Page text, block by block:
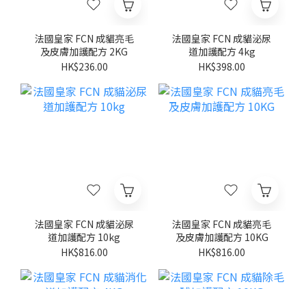
法國皇家 FCN 成貓亮毛
及皮膚加護配方 2KG
HK$236.00
法國皇家 FCN 成貓泌尿
道加護配方 4kg
HK$398.00
法國皇家 FCN 成貓泌尿
道加護配方 10kg
HK$816.00
法國皇家 FCN 成貓亮毛
及皮膚加護配方 10KG
HK$816.00